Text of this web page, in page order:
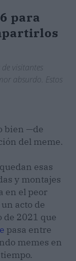
para
visitantes
absurdo. Estos
bien —de
del meme.
esas
y montajes
en el peor
acto de
2021 que
pasa entre
memes en